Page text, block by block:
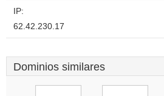
IP:
62.42.230.17
Dominios similares